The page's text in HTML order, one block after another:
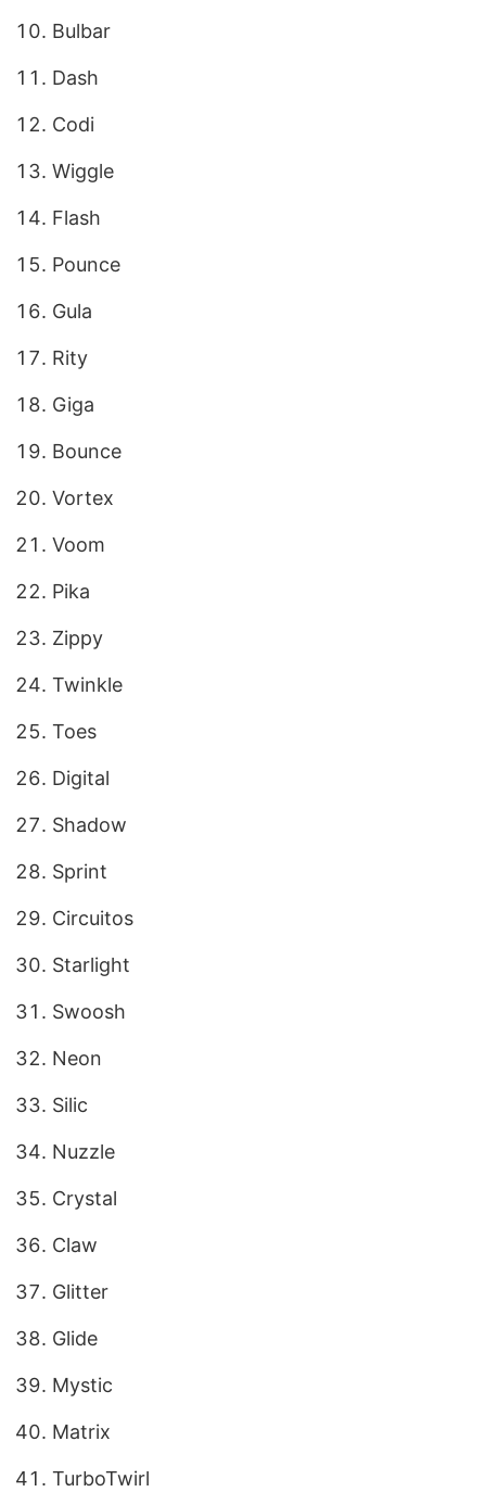
Bulbar
Dash
Codi
Wiggle
Flash
Pounce
Gula
Rity
Giga
Bounce
Vortex
Voom
Pika
Zippy
Twinkle
Toes
Digital
Shadow
Sprint
Circuitos
Starlight
Swoosh
Neon
Silic
Nuzzle
Crystal
Claw
Glitter
Glide
Mystic
Matrix
TurboTwirl